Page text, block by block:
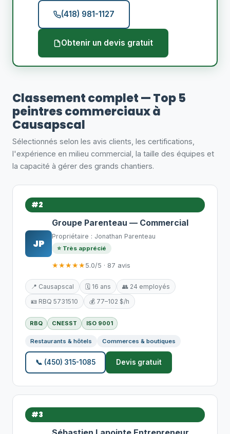
(418) 981-1127
Obtenir un devis gratuit
Classement complet — Top 5
peintres commerciaux à
Causapscal
Sélectionnés selon les avis clients, les certifications,
l'expérience en milieu commercial, la taille des équipes et
la capacité à gérer des grands chantiers.
#2
JP
Groupe Parenteau — Commercial
Propriétaire : Jonathan Parenteau
⭐ Très apprécié
★★★★★5.0/5 · 87 avis
📍 Causapscal 🗓️ 16 ans
👥 24 employés
🪪 RBQ 5731510
💰 77–102 $/h
RBQ CNESST ISO 9001
Restaurants & hôtels Commerces & boutiques
📞 (450) 315-1085 Devis gratuit
#3